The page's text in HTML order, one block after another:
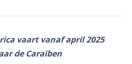
vaart vanaf april 2025
de Caraïben